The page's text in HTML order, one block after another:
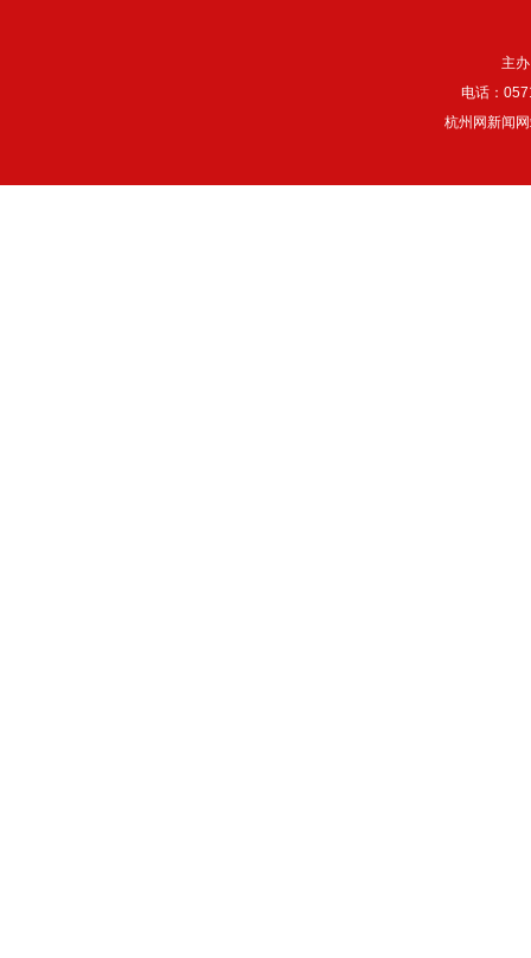
主
电话：
杭州网新闻